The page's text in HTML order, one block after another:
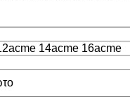
14acme 16acme